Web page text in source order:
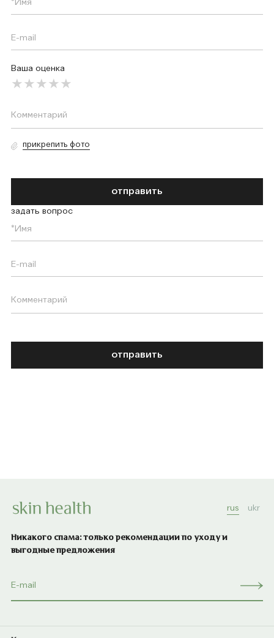
Ваша оценка
прикрепить фото
отправить
задать вопрос
отправить
rus ukr
Никакого спама: только рекомендации по уходу и
выгодные предложения